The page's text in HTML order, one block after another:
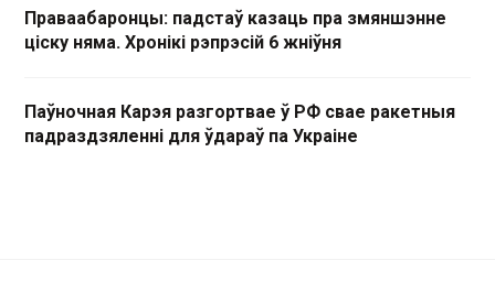
Праваабаронцы: падстаў казаць пра змяншэнне
ціску няма. Хронікі рэпрэсій 6 жніўня
Паўночная Карэя разгортвае ў РФ свае ракетныя
падраздзяленні для ўдараў па Украіне